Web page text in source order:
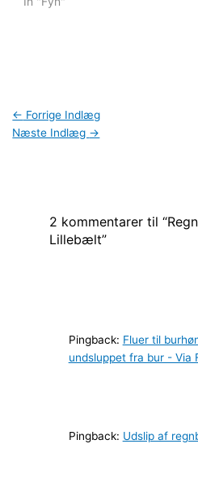
sete fisk.
← Forrige Indlæg
Næste Indlæg →
2 kommentarer til
Lillebælt”
Pingback: Fluer til
undsluppet fra bur - Via
Pingback: Udslip af